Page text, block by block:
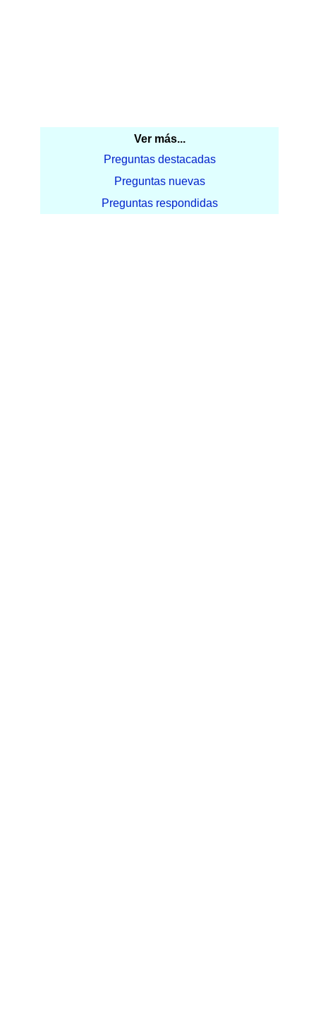
Ver más...
Preguntas destacadas
Preguntas nuevas
Preguntas respondidas